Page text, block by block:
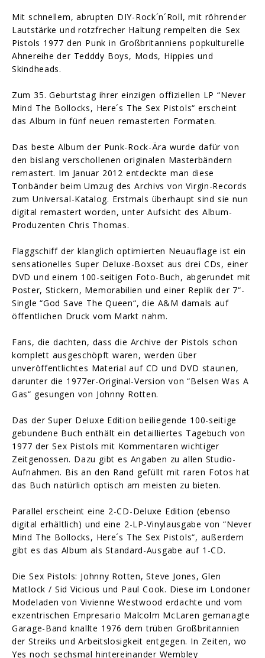
Mit schnellem, abrupten DIY-Rock´n´Roll, mit röhrender
Lautstärke und rotzfrecher Haltung rempelten die Sex
Pistols 1977 den Punk in Großbritanniens popkulturelle
Ahnereihe der Tedddy Boys, Mods, Hippies und
Skindheads.
Zum 35. Geburtstag ihrer einzigen offiziellen LP “Never
Mind The Bollocks, Here´s The Sex Pistols“ erscheint
das Album in fünf neuen remasterten Formaten.
Das beste Album der Punk-Rock-Ära wurde dafür von
den bislang verschollenen originalen Masterbändern
remastert. Im Januar 2012 entdeckte man diese
Tonbänder beim Umzug des Archivs von Virgin-Records
zum Universal-Katalog. Erstmals überhaupt sind sie nun
digital remastert worden, unter Aufsicht des Album-
Produzenten Chris Thomas.
Flaggschiff der klanglich optimierten Neuauflage ist ein
sensationelles Super Deluxe-Boxset aus drei CDs, einer
DVD und einem 100-seitigen Foto-Buch, abgerundet mit
Poster, Stickern, Memorabilien und einer Replik der 7“-
Single “God Save The Queen“, die A&M damals auf
öffentlichen Druck vom Markt nahm.
Fans, die dachten, dass die Archive der Pistols schon
komplett ausgeschöpft waren, werden über
unveröffentlichtes Material auf CD und DVD staunen,
darunter die 1977er-Original-Version von “Belsen Was A
Gas“ gesungen von Johnny Rotten.
Das der Super Deluxe Edition beiliegende 100-seitige
gebundene Buch enthält ein detailliertes Tagebuch von
1977 der Sex Pistols mit Kommentaren wichtiger
Zeitgenossen. Dazu gibt es Angaben zu allen Studio-
Aufnahmen. Bis an den Rand gefüllt mit raren Fotos hat
das Buch natürlich optisch am meisten zu bieten.
Parallel erscheint eine 2-CD-Deluxe Edition (ebenso
digital erhältlich) und eine 2-LP-Vinylausgabe von “Never
Mind The Bollocks, Here´s The Sex Pistols“, außerdem
gibt es das Album als Standard-Ausgabe auf 1-CD.
Die Sex Pistols: Johnny Rotten, Steve Jones, Glen
Matlock / Sid Vicious und Paul Cook. Diese im Londoner
Modeladen von Vivienne Westwood erdachte und vom
exzentrischen Empresario Malcolm McLaren gemanagte
Garage-Band knallte 1976 dem trüben Großbritannien
der Streiks und Arbeitslosigkeit entgegen. In Zeiten, wo
Yes noch sechsmal hintereinander Wembley